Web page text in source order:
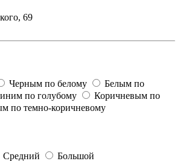
69
Черным по белому
Белым по
по голубому
Коричневым по
по темно-коричневому
Средний Большой